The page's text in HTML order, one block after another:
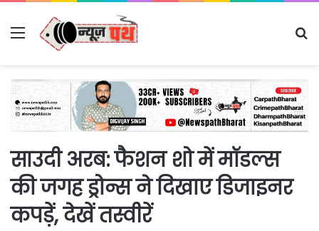
Menu
साउदी अरब: फैशन शो में मॉडल्स
की जगह ड्रोन्स ने दिखाए डिजाइनर
कपड़ें, देखें तस्वीरें